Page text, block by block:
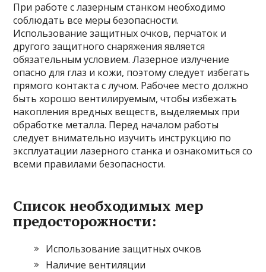
При работе с лазерным станком необходимо
соблюдать все меры безопасности.
Использование защитных очков, перчаток и
другого защитного снаряжения является
обязательным условием. Лазерное излучение
опасно для глаз и кожи, поэтому следует избегать
прямого контакта с лучом. Рабочее место должно
быть хорошо вентилируемым, чтобы избежать
накопления вредных веществ, выделяемых при
обработке металла. Перед началом работы
следует внимательно изучить инструкцию по
эксплуатации лазерного станка и ознакомиться со
всеми правилами безопасности.
Список необходимых мер
предосторожности:
Использование защитных очков
Наличие вентиляции